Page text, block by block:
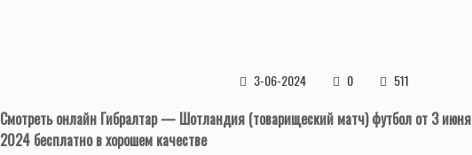
3-06-2024 0 511
Смотреть онлайн Гибралтар — Шотландия (товарищеский матч) футбол от 3 июня
2024 бесплатно в хорошем качестве